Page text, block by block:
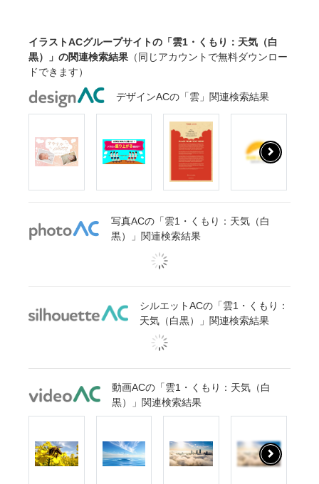
イラストACグループサイトの「雲1・くもり：天気（白
黒）」の関連検索結果 （同じアカウントで無料ダウンロー
ドできます）
デザインACの「雲」関連検索結果
写真ACの「雲1・くもり：天気（白
黒）」関連検索結果
シルエットACの「雲1・くもり：
天気（白黒）」関連検索結果
動画ACの「雲1・くもり：天気（白
黒）」関連検索結果